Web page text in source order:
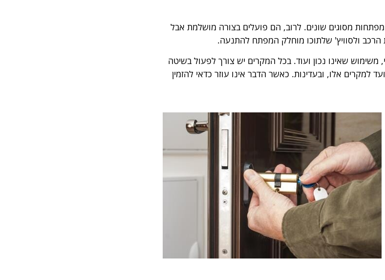
מסוגים שונים. לרוב, הם פועלים בצורה מושלמת אבל
ולסוויץ' שלתוכו מוחלק המפתח להתנעה.
שאינו נכון ועוד. בכל המקרים יש צורך לפעול בשיטה
למקרים אלו, ובעדינות. כאשר הדבר אינו עוזר כדאי להזמין